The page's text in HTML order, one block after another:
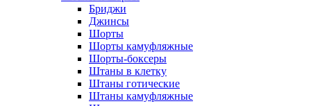
Бриджи
Джинсы
Шорты
Шорты камуфляжные
Шорты-боксеры
Штаны в клетку
Штаны готические
Штаны камуфляжные